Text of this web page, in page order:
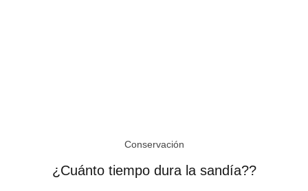
Conservación
¿Cuánto tiempo dura la sandía??